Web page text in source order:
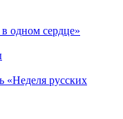
одном сердце»
«Неделя русских